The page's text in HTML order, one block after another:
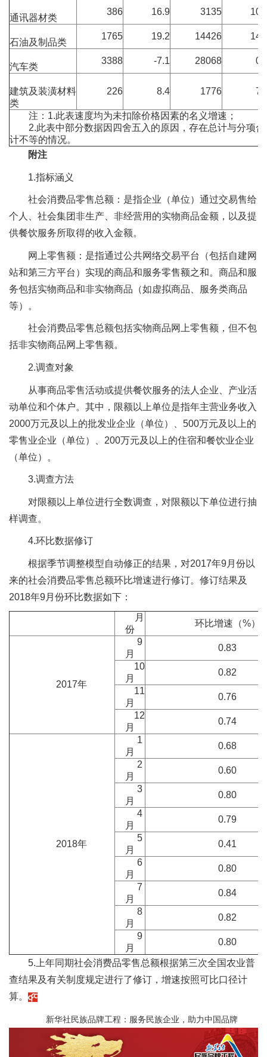
通讯器材类
386 16.9 3135
石油及制品类
1765 19.2 14426
汽车类
3388 -7.1 28068
建筑及装潢材料
类
226 8.4 1776
注：1.此表速度均为未扣除价格因素的名义增速；
2.此表中部分数据因四舍五入的原因，存在总计与分项合
计不等的情况。
附注
1.指标涵义
社会消费品零售总额：是指企业（单位）通过交易售给
个人、社会集团非生产、非经营用的实物商品金额，以及提
供餐饮服务所取得的收入金额。
网上零售额：是指通过公共网络交易平台（包括自建网
站和第三方平台）实现的商品和服务零售额之和。商品和服
务包括实物商品和非实物商品（如虚拟商品、服务类商品
等）。
社会消费品零售总额包括实物商品网上零售额，但不包
括非实物商品网上零售额。
2.调查对象
从事商品零售活动或提供餐饮服务的法人企业、产业活
动单位和个体户。其中，限额以上单位是指年主营业务收入
2000万元及以上的批发业企业（单位）、500万元及以上的
零售业企业（单位）、200万元及以上的住宿和餐饮业企业
（单位）。
3.调查方法
对限额以上单位进行全数调查，对限额以下单位进行抽
样调查。
4.环比数据修订
根据季节调整模型自动修正的结果，对2017年9月份以
来的社会消费品零售总额环比增速进行修订。修订结果及
2018年9月份环比数据如下：
月
份
环比增速（%）
2017年
9
月
0.83
10
月
0.82
11
月
0.76
12
月
0.74
2018年
1
月
0.68
2
月
0.60
3
月
0.80
4
月
0.79
5
月
0.41
6
月
0.80
7
月
0.84
8
月
0.82
9
月
0.80
5.上年同期社会消费品零售总额根据第三次全国农业普
查结果及有关制度规定进行了修订，增速按照可比口径计
算。
新华社民族品牌工程：服务民族企业，助力中国品牌